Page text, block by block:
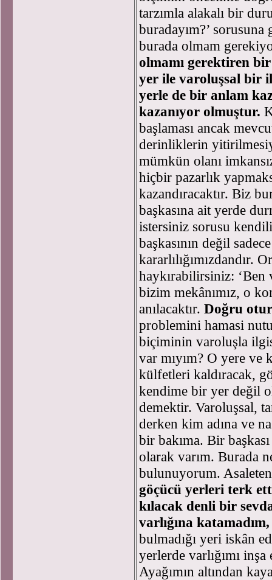
tarzımla alakalı bir
buradayım?’
burada olmam
olmamı gerektiren
yer ile varoluşsal bir
yerle de bir anlam
kazanıyor olmuştur.
başlaması ancak
derinliklerin
mümkün olanı
hiçbir pazarlık
kazandıracaktır. Biz
başkasına ait yerde
istersiniz sorusu
başkasının değil
kararlılığımızdandır.
haykırabilirsiniz: ‘Ben
bizim mekânımız, o
anılacaktır. Doğru
problemini hamasi
biçiminin varoluşla
var mıyım? O yere ve
külfetleri kaldıracak,
kendime bir yer değil
demektir. Varoluşsal,
derken kim adına ve
bir bakıma. Bir
olarak varım. Burada
bulunuyorum.
göçücü yerleri terk
kılacak denli bir
varlığına
bulmadığı yeri iskân
yerlerde varlığımı
Ayağımın altından